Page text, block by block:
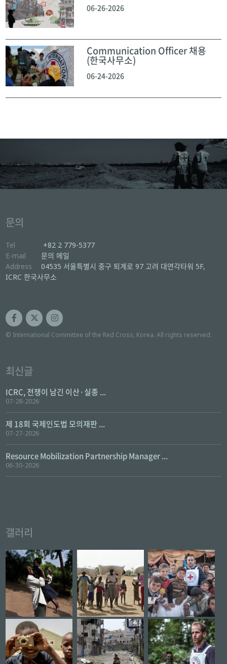
06-26-2026
Communication Officer 채용
(한국사무소)
06-24-2026
문의
Tel
+82 2 779-5377
E-mail
문의 메일
Address
04535 서울특별시 중구 퇴계로 97 고려 대연각타워 5F,
ICRC 한국사무소
© International Committee of the Red Cross, Korea. All rights reserved.
최신글
ICRC, 전쟁이 남긴 이산·실종 ...
07-28-2026
제 18회 국제인도법 모의재판 ...
07-27-2026
Resource Mobilization Partnership Manager ...
06-30-2026
갤러리